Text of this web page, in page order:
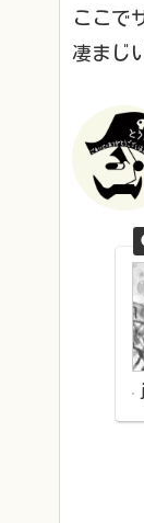
ここで
凄まじ